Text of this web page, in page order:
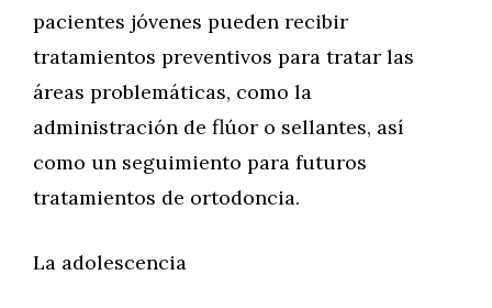
pacientes jóvenes pueden recibir
tratamientos preventivos para tratar las
áreas problemáticas, como la
administración de flúor o sellantes, así
como un seguimiento para futuros
tratamientos de ortodoncia.
La adolescencia